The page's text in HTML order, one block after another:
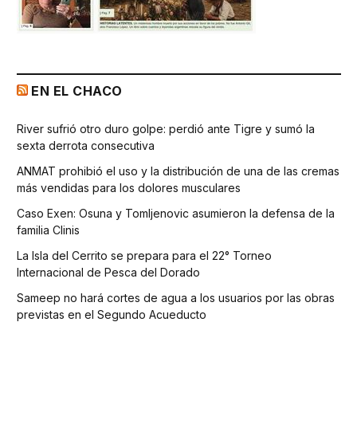
EN EL CHACO
River sufrió otro duro golpe: perdió ante Tigre y sumó la
sexta derrota consecutiva
ANMAT prohibió el uso y la distribución de una de las cremas
más vendidas para los dolores musculares
Caso Exen: Osuna y Tomljenovic asumieron la defensa de la
familia Clinis
La Isla del Cerrito se prepara para el 22° Torneo
Internacional de Pesca del Dorado
Sameep no hará cortes de agua a los usuarios por las obras
previstas en el Segundo Acueducto